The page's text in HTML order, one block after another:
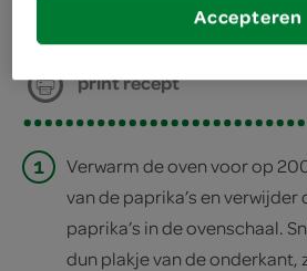
deel op facebook
print recept
1
Verwarm de oven voor op
van de paprika’s en
paprika’s in de ovenschaal.
dun plakje van de onderkant,
Accepteren